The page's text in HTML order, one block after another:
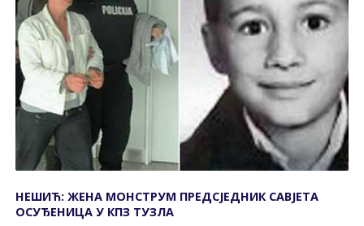
НЕШИЋ: ЖЕНА МОНСТРУМ ПРЕДСЈЕДНИК САВЈЕТА
ОСУЂЕНИЦА У КПЗ ТУЗЛА